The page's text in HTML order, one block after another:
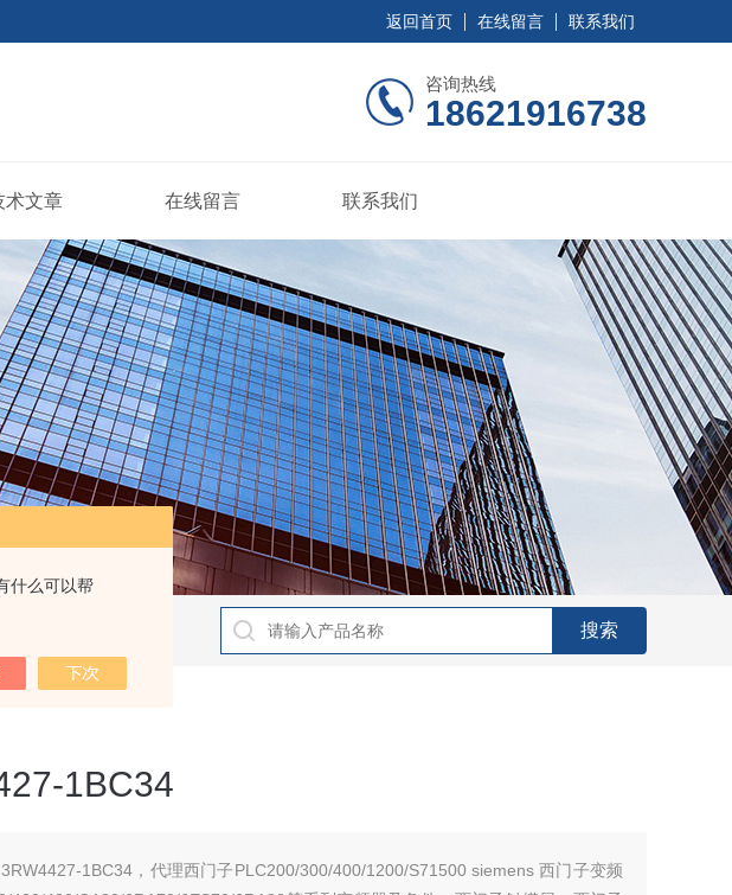
什么可以帮
返回首页 在线留言 联系我们
咨询热线
18621916738
术文章 在线留言 联系我们
西门子数控系统及停产备件
1BC34
3RW4427-1BC34，代理西门子PLC200/300/400/1200/S71500 siemens 西门子变频